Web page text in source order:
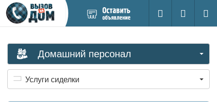
новое
Поиск
Вход на
Домашний персонал
Услуги сиделки